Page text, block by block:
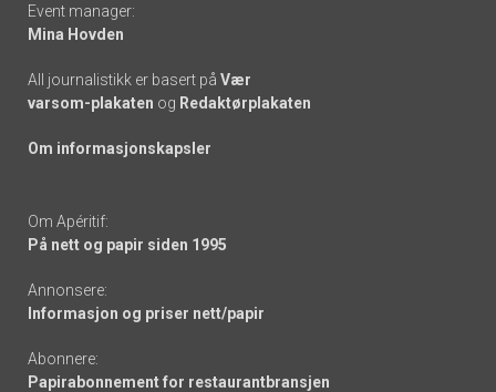
Event manager:
Mina Hovden
All journalistikk er basert på Vær
varsom-plakaten og Redaktørplakaten
Om informasjonskapsler
Om Apéritif:
På nett og papir siden 1995
Annonsere:
Informasjon og priser nett/papir
Abonnere:
Papirabonnement for restaurantbransjen